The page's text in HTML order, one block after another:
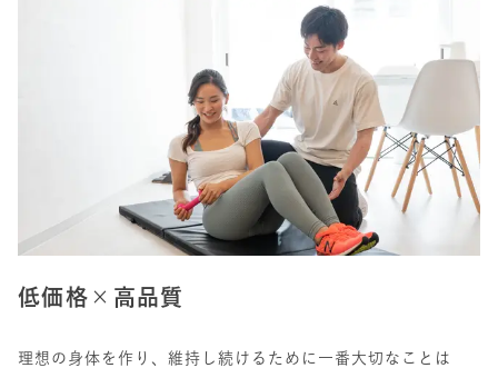
低価格×高品質
理想の身体を作り、維持し続けるために一番大切なことは